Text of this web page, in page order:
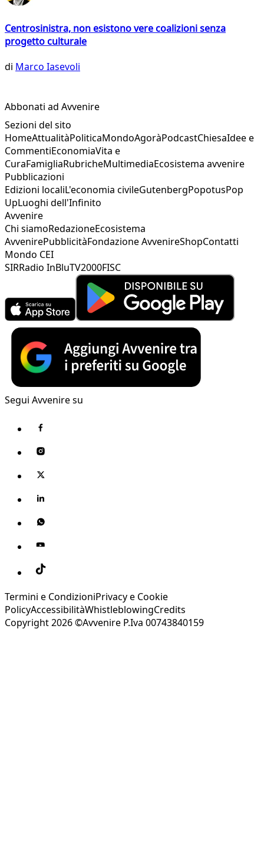
Centrosinistra, non esistono vere coalizioni senza
progetto culturale
di Marco Iasevoli
Abbonati ad Avvenire
Sezioni del sito
HomeAttualitàPoliticaMondoAgoràPodcastChiesaIdee e
CommentiEconomiaVita e
CuraFamigliaRubricheMultimediaEcosistema avvenire
Pubblicazioni
Edizioni localiL'economia civileGutenbergPopotusPop
UpLuoghi dell'Infinito
Avvenire
Chi siamoRedazioneEcosistema
AvvenirePubblicitàFondazione AvvenireShopContatti
Mondo CEI
SIRRadio InBluTV2000FISC
Segui Avvenire su
Termini e CondizioniPrivacy e Cookie
PolicyAccessibilitàWhistleblowingCredits
Copyright 2026 ©Avvenire P.Iva 00743840159